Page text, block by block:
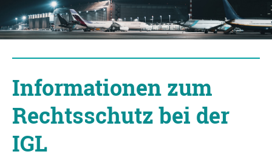
Informationen zum
Rechtsschutz bei der
IGL